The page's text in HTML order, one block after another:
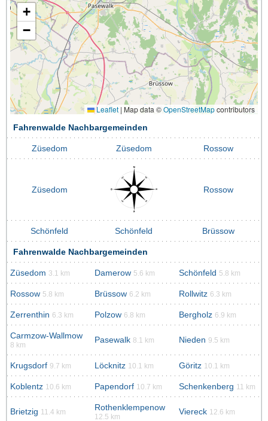
+
−
Leaflet | Map data ©OpenStreetMapcontributors
Fahrenwalde Nachbargemeinden
Züsedom Züsedom Rossow
Züsedom Rossow
Schönfeld Schönfeld Brüssow
Fahrenwalde Nachbargemeinden
Züsedom 3.1 km Damerow 5.6 km Schönfeld 5.8 km
Rossow 5.8 km Brüssow 6.2 km Rollwitz 6.3 km
Zerrenthin 6.3 km Polzow 6.8 km Bergholz 6.9 km
Carmzow-Wallmow
8 km
Pasewalk 8.1 km Nieden 9.5 km
Krugsdorf 9.7 km Löcknitz 10.1 km Göritz 10.1 km
Koblentz 10.6 km Papendorf 10.7 km Schenkenberg 11 km
Brietzig 11.4 km Rothenklempenow
12.5 km
Viereck 12.6 km